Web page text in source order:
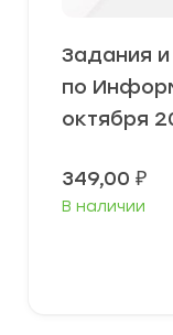
Задания
по
октября
349,00 ₽
В наличии